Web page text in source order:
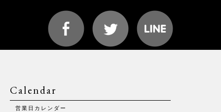
Calendar
営業日カレンダー